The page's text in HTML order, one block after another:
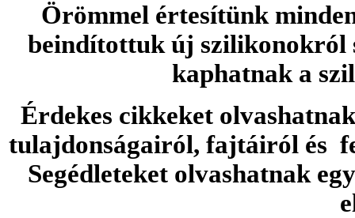
Örömmel értesítünk
beindítottuk új szilikonokról
kaphatnak a
Érdekes cikkeket
tulajdonságairól, fajtáiról és
Segédleteket olvashatnak